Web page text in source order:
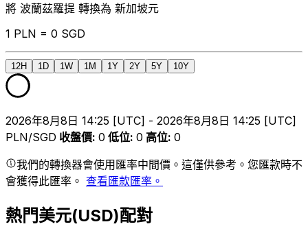
將 波蘭茲羅提 轉換為 新加坡元
1 PLN = 0 SGD
12H 1D 1W 1M 1Y 2Y 5Y 10Y
2026年8月8日 14:25 [UTC] - 2026年8月8日 14:25 [UTC]
PLN/SGD 收盤價: 0 低位: 0 高位: 0
我們的轉換器會使用匯率中間價。這僅供參考。您匯款時不
會獲得此匯率。 查看匯款匯率。
熱門美元(USD)配對